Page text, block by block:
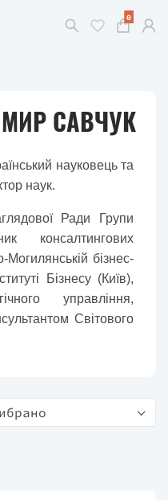
0
САВЧУК
науковець та
наук.
Ради Групи
консалтингових
бізнес-
Бізнесу (Київ),
управління,
Світового
із оцінювання
проєктування.